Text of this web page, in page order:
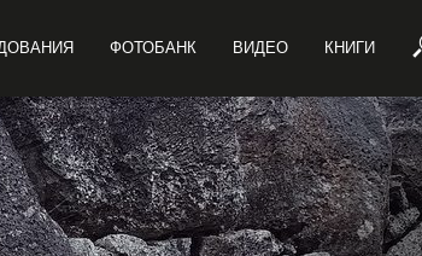
ФОТОБАНК ВИДЕО КНИГИ